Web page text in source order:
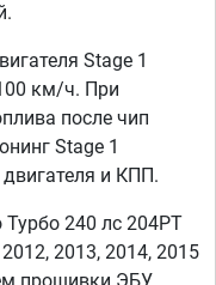
Stage 1
км/ч. При
после чип
Stage 1
двигателя и КПП.
240 лс 204PT
2013, 2014, 2015